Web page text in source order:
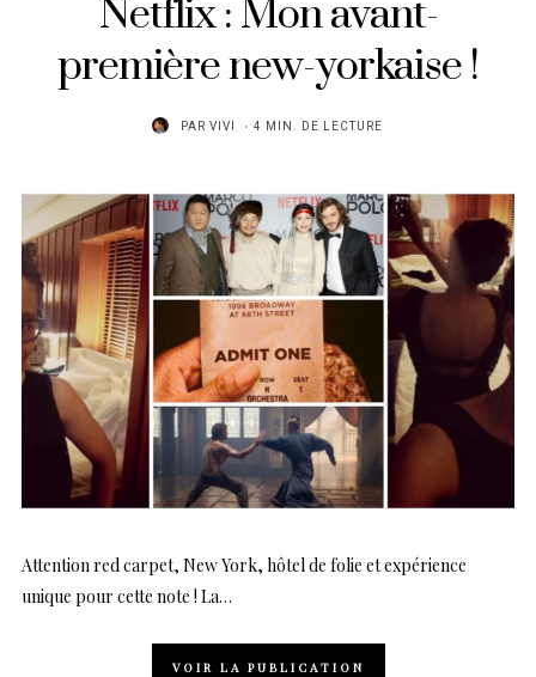
Netflix : Mon avant-
première new-yorkaise !
PAR VIVI 4 MIN. DE LECTURE
Attention red carpet, New York, hôtel de folie et expérience
unique pour cette note ! La…
VOIR LA PUBLICATION